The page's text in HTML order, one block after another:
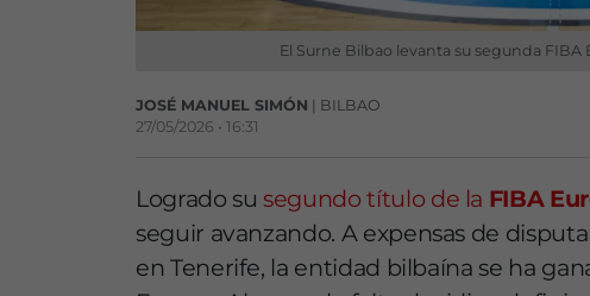
El Surne Bilbao levanta su segunda
JOSÉ MANUEL SIMÓN | BILBAO
27/05/2026 • 16:31
Logrado susegundo título de la FIBA
seguir avanzando. A expensas de
en Tenerife, la entidad bilbaína se ha